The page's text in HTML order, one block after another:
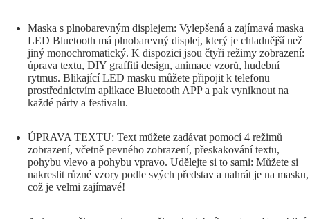
Maska s plnobarevným displejem: Vylepšená a zajímavá maska
LED Bluetooth má plnobarevný displej, který je chladnější než
jiný monochromatický. K dispozici jsou čtyři režimy zobrazení:
úprava textu, DIY graffiti design, animace vzorů, hudební
rytmus. Blikající LED masku můžete připojit k telefonu
prostřednictvím aplikace Bluetooth APP a pak vyniknout na
každé párty a festivalu.
ÚPRAVA TEXTU: Text můžete zadávat pomocí 4 režimů
zobrazení, včetně pevného zobrazení, přeskakování textu,
pohybu vlevo a pohybu vpravo. Udělejte si to sami: Můžete si
nakreslit různé vzory podle svých představ a nahrát je na masku,
což je velmi zajímavé!